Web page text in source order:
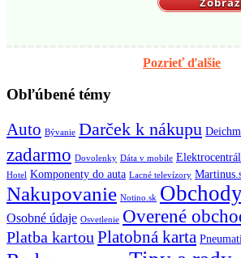
Pozrieť ďalšie
Obľúbené témy
Auto Bývanie Darček k nákupu
zadarmo Dovolenky Dáta v mobile
Hotel Komponenty do auta Lacné televízory
Nakupovanie Notino.sk
Osobné údaje Osvetlenie Overené
Platba kartou Platobná karta